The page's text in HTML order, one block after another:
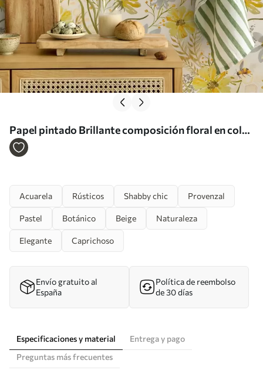
Papel pintado Brillante composición floral en color
amarillo Nr. a00045
Acuarela Rústicos Shabby chic Provenzal
Pastel Botánico Beige Naturaleza
Elegante Caprichoso
Envío gratuito al
España
Política de reembolso
de 30 días
Especificaciones y material
Entrega y pago
Preguntas más frecuentes